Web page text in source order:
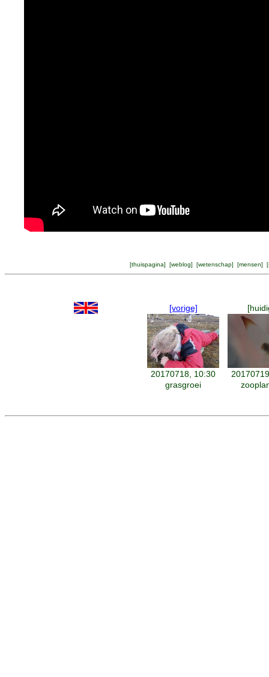
[thuispagina] [weblog] [wetenschap] [mensen] [
[vorige]
20170718, 10:30
grasgroei